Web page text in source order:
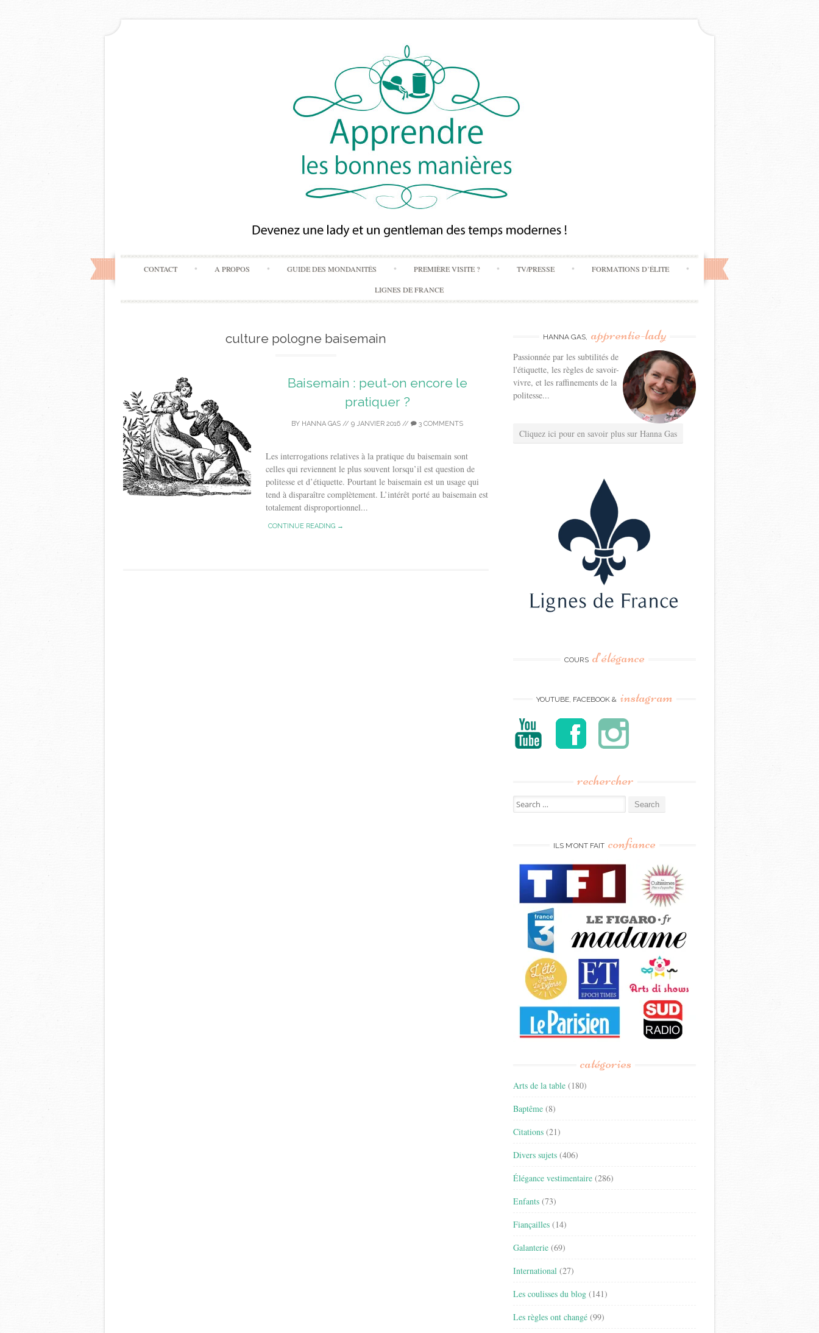
Skip
to
content
CONTACT A PROPOS GUIDE DES MONDANITÉS PREMIÈRE VISITE ? TV/PRESSE FORMATIONS D’ÉLITE
LIGNES DE FRANCE
culture pologne baisemain
Baisemain : peut-on encore le
pratiquer ?
BY HANNA GAS // 9 JANVIER 2016 // 3 COMMENTS
Les interrogations relatives à la pratique du baisemain sont
celles qui reviennent le plus souvent lorsqu’il est question de
politesse et d’étiquette. Pourtant le baisemain est un usage qui
tend à disparaître complètement. L’intérêt porté au baisemain est
totalement disproportionnel...
CONTINUE READING →
HANNA GAS, apprentie-lady
Passionnée par les subtilités de
l'étiquette, les règles de savoir-
vivre, et les raffinements de la
politesse...
Cliquez ici pour en savoir plus sur Hanna Gas
COURS d’élégance
YOUTUBE, FACEBOOK & instagram
rechercher
Search
for:
ILS M’ONT FAIT confiance
catégories
Arts de la table (180)
Baptême (8)
Citations (21)
Divers sujets (406)
Élégance vestimentaire (286)
Enfants (73)
Fiançailles (14)
Galanterie (69)
International (27)
Les coulisses du blog (141)
Les règles ont changé (99)